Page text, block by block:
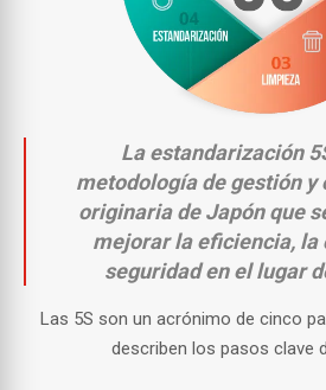
La estandarización
metodología de gestión y
originaria de Japón que
mejorar la eficiencia, la
seguridad en el lugar
Las 5S son un acrónimo de cinco
describen los pasos clave